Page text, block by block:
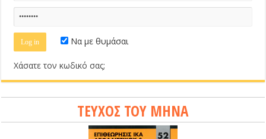
Να με θυμάσαι
Χάσατε τον κωδικό σας;
ΤΕΥΧΟΣ ΤΟΥ ΜΗΝΑ